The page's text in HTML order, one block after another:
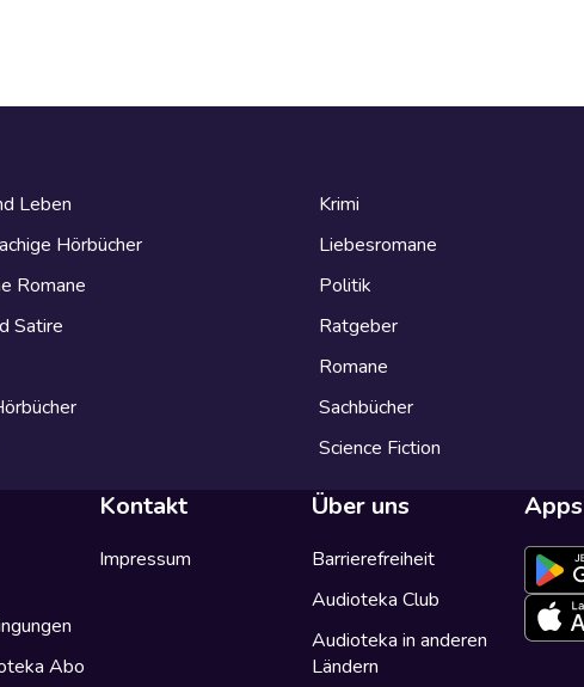
Leben
Hörbücher
Romane
Satire
Krimi
Liebesromane
Politik
Ratgeber
Romane
Sachbücher
Science Fiction
Abo
Kontakt
Impressum
Über uns
Barrierefreiheit
Audioteka Club
Audioteka in anderen
Ländern
Apps